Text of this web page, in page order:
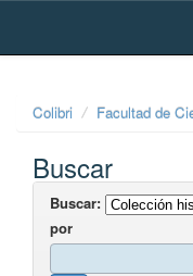
Skip
Colibri Facultad de
Buscar
Buscar:
por